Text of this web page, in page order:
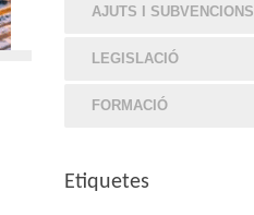
AJUTS I SUBVENCIONS
LEGISLACIÓ
FORMACIÓ
Etiquetes